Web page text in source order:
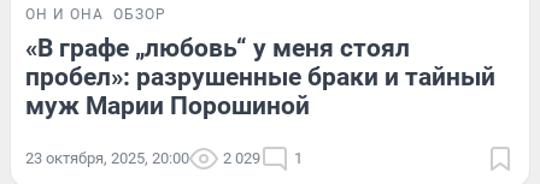
ОН И ОНА ОБЗОР
«В графе „любовь“ у меня стоял
пробел»: разрушенные браки и тайный
муж Марии Порошиной
23 октября, 2025, 20:00 2 029 1